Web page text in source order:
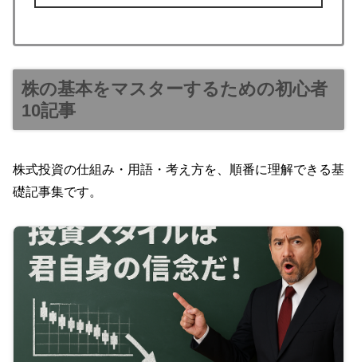
株の基本をマスターするための初心者
10記事
株式投資の仕組み・用語・考え方を、順番に理解できる基
礎記事集です。